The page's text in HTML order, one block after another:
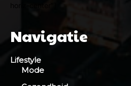
Navigatie
Lifestyle
Mode